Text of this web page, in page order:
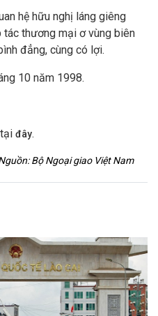
hệ hữu nghị láng giêng
thương mại ơ vùng biên
đẳng, cùng có lợi.
10 năm 1998.
đây.
Bộ Ngoại giao Việt Nam